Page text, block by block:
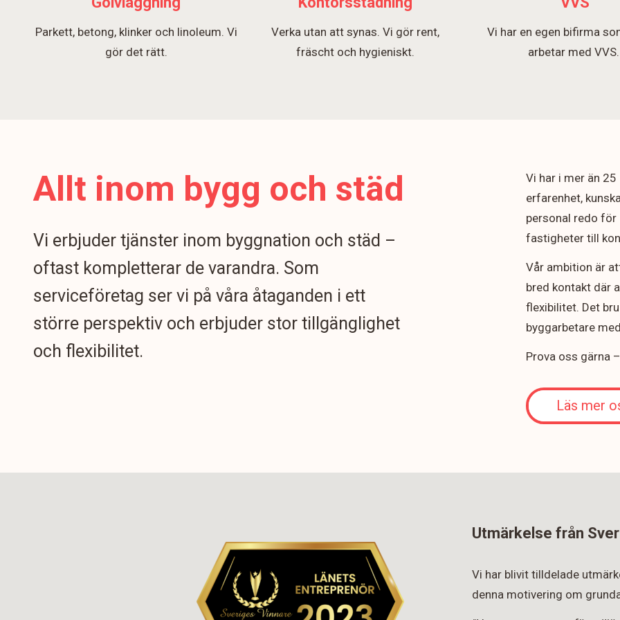
Parkett, betong, klinker och linoleum. Vi
gör det rätt.
Verka utan att synas. Vi gör rent,
fräscht och hygieniskt.
Vi har en egen bifirma
arbetar med
Allt inom bygg och städ
Vi erbjuder tjänster inom byggnation och städ –
oftast kompletterar de varandra. Som
serviceföretag ser vi på våra åtaganden i ett
större perspektiv och erbjuder stor tillgänglighet
och flexibilitet.
Vi har i mer än
erfarenhet,
personal redo
fastigheter till
Vår ambition är
bred kontakt där
flexibilitet. Det
byggarbetare
Prova oss gärna
Läs mer
Utmärkelse från
Vi har blivit tilldelade
denna motivering om